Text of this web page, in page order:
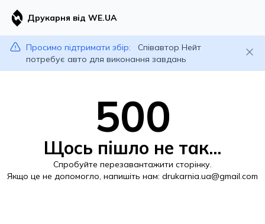
Друкарня від WE.UA
Просимо підтримати збір:
Співавтор Нейт
потребує авто для виконання завдань
500
Щось пішло не так...
Спробуйте перезавантажити сторінку.
Якщо це не допомогло, напишіть нам: drukarnia.ua@gmail.com